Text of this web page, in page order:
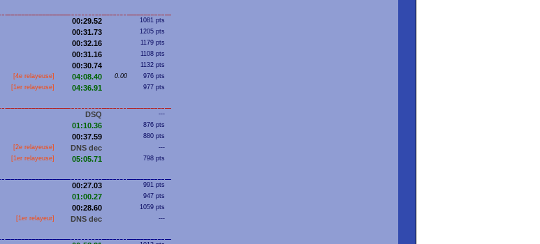
00:29.52 1081 pts
00:31.73 1205 pts
00:32.16 1179 pts
00:31.16 1108 pts
00:30.74 1132 pts
[4e relayeuse] 04:08.40 0.00 976 pts
[1er relayeuse] 04:36.91 977 pts
DSQ ---
01:10.36 876 pts
00:37.59 880 pts
[2e relayeuse] DNS dec ---
[1er relayeuse] 05:05.71 798 pts
00:27.03 991 pts
01:00.27 947 pts
00:28.60 1059 pts
[1er relayeur] DNS dec ---